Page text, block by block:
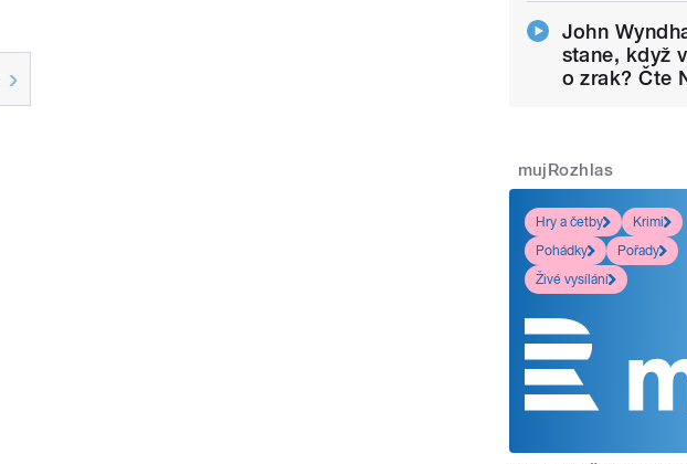
John
stane, když
o zrak? Čte
mujRozhlas
Hry a četby
Krimi
Pohádky
Pořady
Živé vysílání